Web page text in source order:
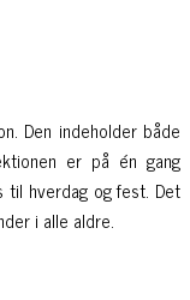
Den indeholder både
er på én gang
til hverdag og fest. Det
i alle aldre.